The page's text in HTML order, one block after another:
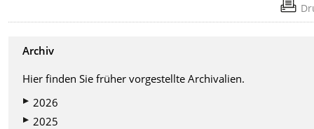
Archiv
Hier finden Sie früher vorgestellte Archivalien.
2026
2025